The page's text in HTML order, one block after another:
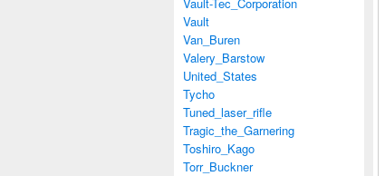
Vault
Van_Buren
Valery_Barstow
United_States
Tycho
Tuned_laser_rifle
Tragic_the_Garnering
Toshiro_Kago
Torr_Buckner